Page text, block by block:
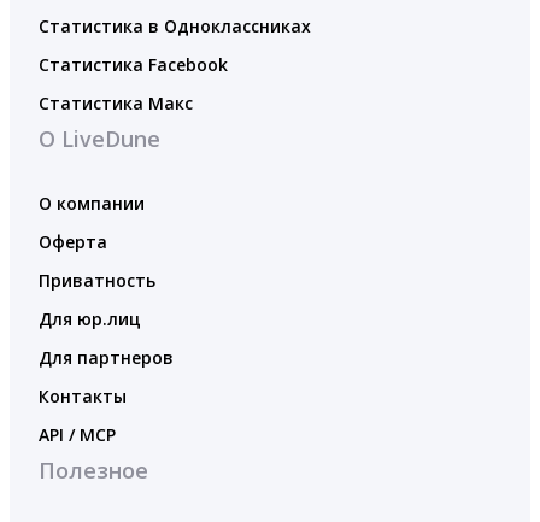
Статистика в Одноклассниках
Статистика Facebook
Статистика Макс
О LiveDune
О компании
Оферта
Приватность
Для юр.лиц
Для партнеров
Контакты
API / MCP
Полезное